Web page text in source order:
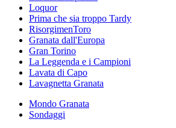
Loquor
Prima che sia troppo Tardy
RisorgimenToro
Granata dall'Europa
Gran Torino
La Leggenda e i Campioni
Lavata di Capo
Lavagnetta Granata
Mondo Granata
Sondaggi